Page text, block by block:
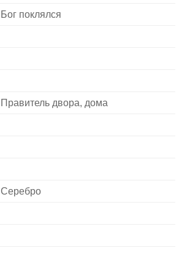
Бог поклялся
Правитель двора, дома
Серебро